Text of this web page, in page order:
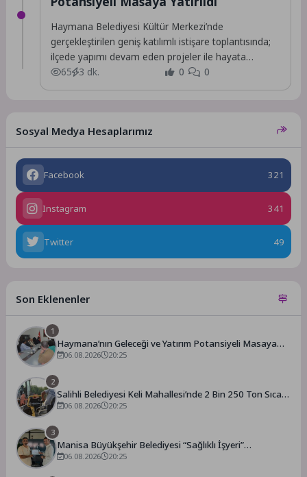
Haymana Belediyesi Kültür Merkezi’nde
gerçekleştirilen geniş katılımlı istişare toplantısında;
ilçede yapımı devam eden projeler ile hayata
geçirilmesi planlanan yeni yatırımlar,...
65 3 dk. 0 0
Sosyal Medya Hesaplarımız
Facebook 321
Instagram 341
Twitter 49
Son Eklenenler
1
Haymana’nın Geleceği ve Yatırım Potansiyeli Masaya
Yatırıldı
06.08.2026 20:25
2
Salihli Belediyesi Keli Mahallesi’nde 2 Bin 250 Ton Sıcak
Asfalt Çalışmasını Tamamladı
06.08.2026 20:25
3
Manisa Büyükşehir Belediyesi “Sağlıklı İşyeri”
Sertifikasını Aldı
06.08.2026 20:25